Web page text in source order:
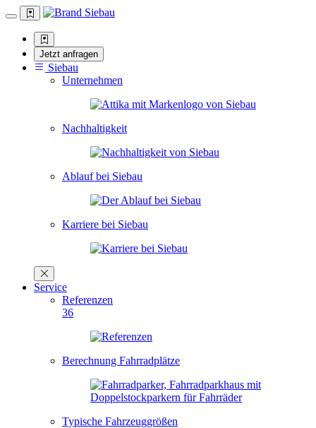
Jetzt anfragen
Siebau
Unternehmen
Nachhaltigkeit
Ablauf bei Siebau
Karriere bei Siebau
Service
Referenzen
36
Berechnung Fahrradplätze
Typische Fahrzeuggrößen